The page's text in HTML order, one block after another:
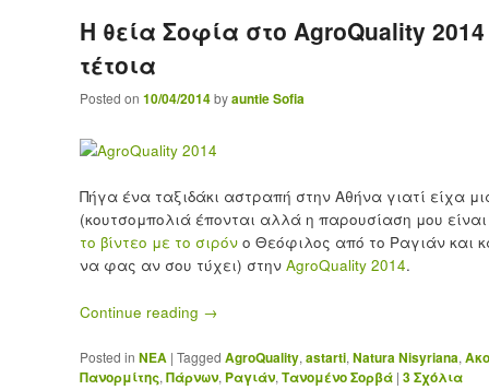
Η θεία Σοφία στο AgroQuality
τέτοια
Posted on 10/04/2014byauntie Sofia
Πήγα ένα ταξιδάκι αστραπή στην Αθήνα γιατί είχα
(κουτσομπολιά έπονται αλλά η παρουσίαση μου
το βίντεο με το σιρόνο Θεόφιλος από το Ραγιάν και
να φας αν σου τύχει) στηνAgroQuality 2014.
Continue reading →
Posted in ΝΕΑ | Tagged AgroQuality, astarti, Natura Nisyriana,
Πανορμίτης, Πάρνων, Ραγιάν, Τανομένο Σορβά | 3Σχόλια